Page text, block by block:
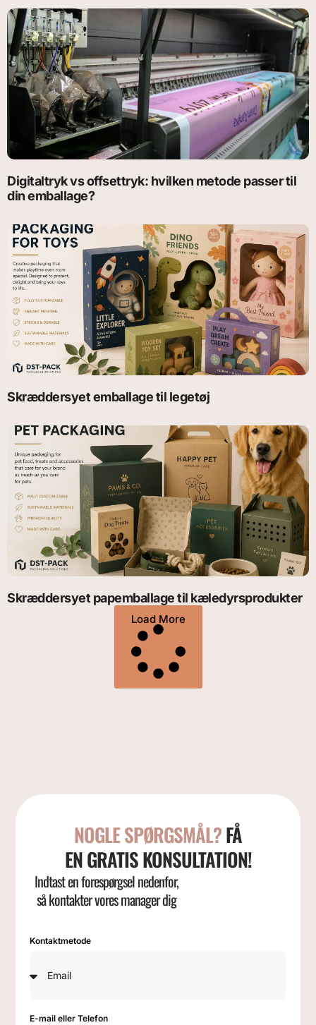
Digitaltryk vs offsettryk: hvilken metode passer til
din emballage?
Skræddersyet emballage til legetøj
Skræddersyet papemballage til kæledyrsprodukter
Load More
NOGLE SPØRGSMÅL?FÅ
EN GRATIS KONSULTATION!
Indtast en forespørgsel nedenfor,
så kontakter vores manager dig
Kontaktmetode
E-mail eller Telefon